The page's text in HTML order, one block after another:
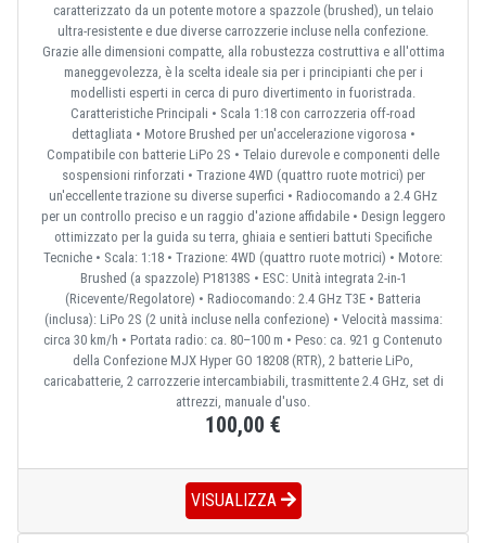
caratterizzato da un potente motore a spazzole (brushed), un telaio
ultra-resistente e due diverse carrozzerie incluse nella confezione.
Grazie alle dimensioni compatte, alla robustezza costruttiva e all'ottima
maneggevolezza, è la scelta ideale sia per i principianti che per i
modellisti esperti in cerca di puro divertimento in fuoristrada.
Caratteristiche Principali • Scala 1:18 con carrozzeria off-road
dettagliata • Motore Brushed per un'accelerazione vigorosa •
Compatibile con batterie LiPo 2S • Telaio durevole e componenti delle
sospensioni rinforzati • Trazione 4WD (quattro ruote motrici) per
un'eccellente trazione su diverse superfici • Radiocomando a 2.4 GHz
per un controllo preciso e un raggio d'azione affidabile • Design leggero
ottimizzato per la guida su terra, ghiaia e sentieri battuti Specifiche
Tecniche • Scala: 1:18 • Trazione: 4WD (quattro ruote motrici) • Motore:
Brushed (a spazzole) P18138S • ESC: Unità integrata 2-in-1
(Ricevente/Regolatore) • Radiocomando: 2.4 GHz T3E • Batteria
(inclusa): LiPo 2S (2 unità incluse nella confezione) • Velocità massima:
circa 30 km/h • Portata radio: ca. 80–100 m • Peso: ca. 921 g Contenuto
della Confezione MJX Hyper GO 18208 (RTR), 2 batterie LiPo,
caricabatterie, 2 carrozzerie intercambiabili, trasmittente 2.4 GHz, set di
attrezzi, manuale d'uso.
100,00 €
VISUALIZZA